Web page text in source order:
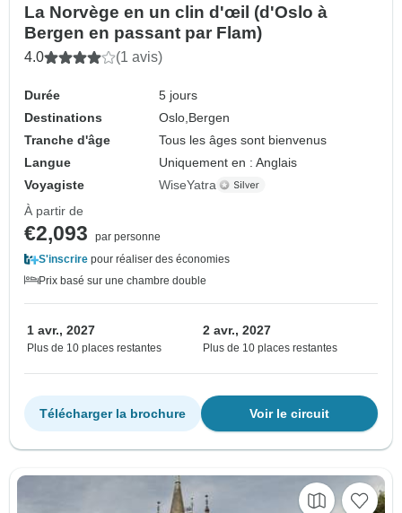
La Norvège en un clin d'œil (d'Oslo à
Bergen en passant par Flam)
4.0 (1 avis)
Durée
5 jours
Destinations
Oslo, Bergen
Tranche d'âge
Tous les âges sont bienvenus
Langue
Uniquement en : Anglais
Voyagiste
WiseYatra
À partir de
€2,093
par personne
S'inscrire pour réaliser des économies
Prix basé sur une chambre double
1 avr., 2027
Plus de 10 places restantes
2 avr., 2027
Plus de 10 places restantes
Voir le circuit
Télécharger la brochure